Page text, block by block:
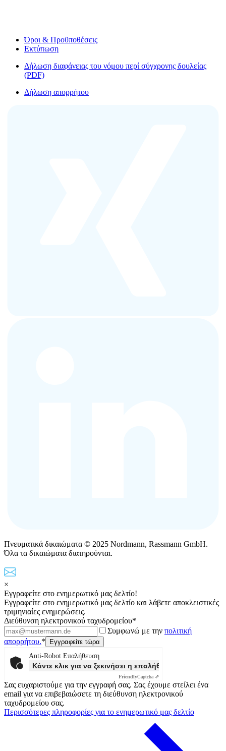
Όροι & Προϋποθέσεις
Εκτύπωση
Δήλωση διαφάνειας του νόμου περί σύγχρονης δουλείας
(PDF)
Δήλωση απορρήτου
Πνευματικά δικαιώματα © 2025 Nordmann, Rassmann GmbH.
Όλα τα δικαιώματα διατηρούνται.
×
Εγγραφείτε στο ενημερωτικό μας δελτίο!
Εγγραφείτε στο ενημερωτικό μας δελτίο και λάβετε αποκλειστικές
τριμηνιαίες ενημερώσεις.
Διεύθυνση ηλεκτρονικού ταχυδρομείου*
Συμφωνώ με την πολιτική
απορρήτου.*
Anti-Robot Επαλήθευση
Κάντε κλικ για να ξεκινήσει η επαλήθευσης
FriendlyCaptcha ⇗
Σας ευχαριστούμε για την εγγραφή σας. Σας έχουμε στείλει ένα
email για να επιβεβαιώσετε τη διεύθυνση ηλεκτρονικού
ταχυδρομείου σας.
Περισσότερες πληροφορίες για το ενημερωτικό μας δελτίο